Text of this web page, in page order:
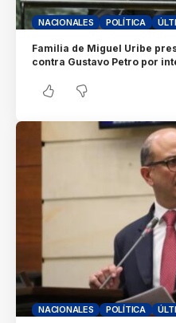
NACIONALES POLÍTICA
Familia de Miguel Uribe
contra Gustavo Petro por
NACIONALES POLÍTICA